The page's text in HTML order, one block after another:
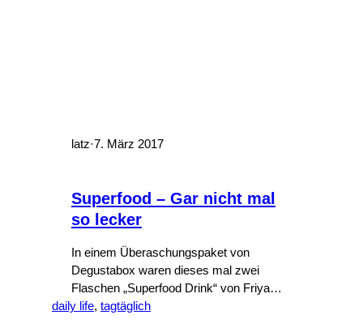
latz·7. März 2017
Superfood – Gar nicht mal
so lecker
In einem Überaschungspaket von
Degustabox waren dieses mal zwei
Flaschen „Superfood Drink“ von Friya
enthalten. Mit Basilikum-Samen. OK,
daily life, tagtäglich